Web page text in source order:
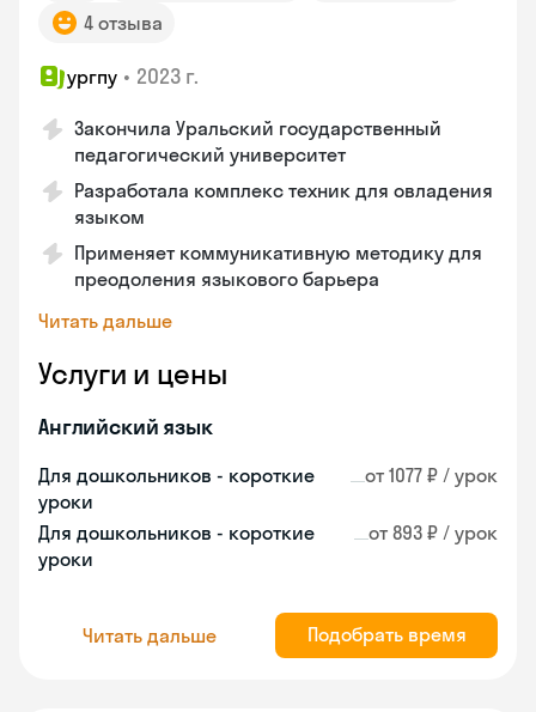
4 отзыва
ургпу • 2023 г.
Закончила Уральский государственный
педагогический университет
Разработала комплекс техник для овладения
языком
Применяет коммуникативную методику для
преодоления языкового барьера
Читать дальше
Услуги и цены
Английский язык
Для дошкольников - короткие
уроки
от 1077 ₽ / урок
Для дошкольников - короткие
уроки
от 893 ₽ / урок
Читать дальше Подобрать время